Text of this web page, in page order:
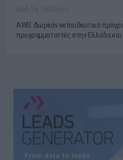
AWS: Δωρεάν εκπαιδευτικό
προγραμματιστές στην Ελλάδα